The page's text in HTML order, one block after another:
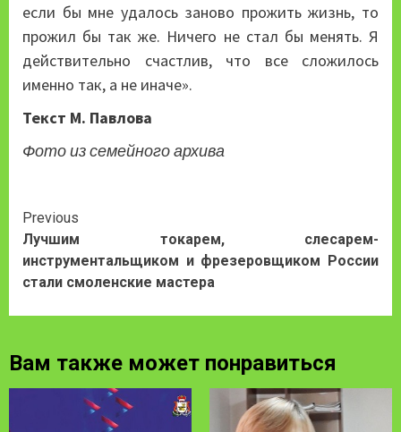
если бы мне удалось заново прожить жизнь, то
прожил бы так же. Ничего не стал бы менять. Я
действительно счастлив, что все сложилось
именно так, а не иначе».
Текст М. Павлова
Фото из семейного архива
Continue
Reading
Previous
Лучшим токарем, слесарем-
инструментальщиком и фрезеровщиком России
стали смоленские мастера
Вам также может понравиться